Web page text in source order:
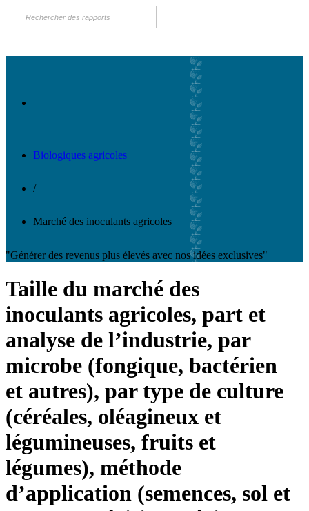
Biologiques agricoles
/
Marché des inoculants agricoles
"Générer des revenus plus élevés avec nos idées exclusives"
Taille du marché des
inoculants agricoles, part et
analyse de l’industrie, par
microbe (fongique, bactérien
et autres), par type de culture
(céréales, oléagineux et
légumineuses, fruits et
légumes), méthode
d’application (semences, sol et